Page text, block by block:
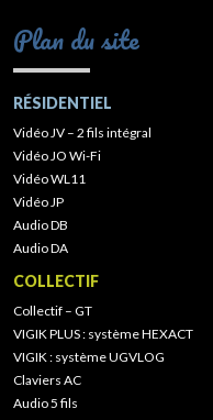
Plan du site
RÉSIDENTIEL
Vidéo JV – 2 fils intégral
Vidéo JO Wi-Fi
Vidéo WL11
Vidéo JP
Audio DB
Audio DA
COLLECTIF
Collectif – GT
VIGIK PLUS : système HEXACT
VIGIK : système UGVLOG
Claviers AC
Audio 5 fils